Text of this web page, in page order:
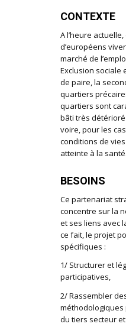
CONTEXTE
A l’heure
d’européens
marché de
Exclusion sociale
de paire, la
quartiers
quartiers sont
bâti très
voire, pour les
conditions de
atteinte à la santé.
BESOINS
Ce partenariat
concentre sur la
et ses liens avec
ce fait, le projet
spécifiques :
1/ Structurer et
participatives,
2/ Rassembler
du tiers secteur